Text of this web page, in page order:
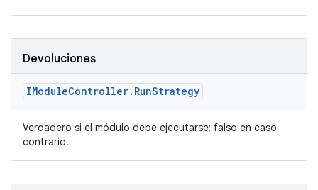
Devoluciones
IModuleController. RunStrategy
Verdadero si el módulo debe ejecutarse; falso en caso
contrario.